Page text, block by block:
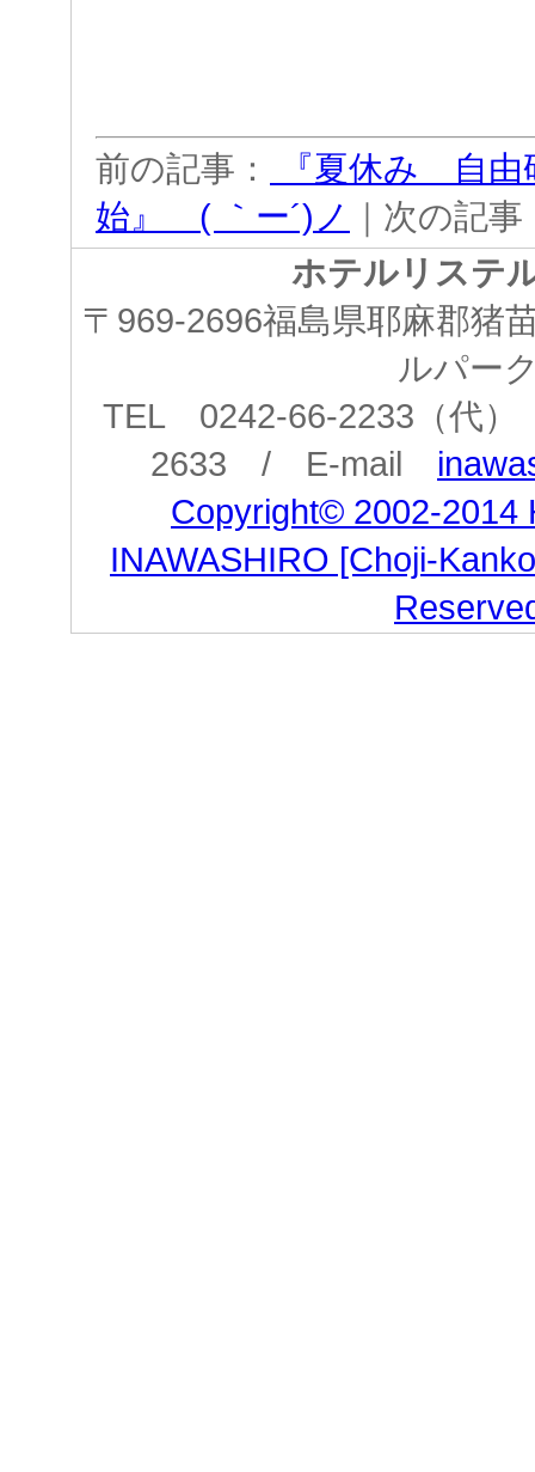
前の記事：
『夏休み 自
始』 ( ｀ー´)ノ ｜次の記事
ホテルリステ
〒969-2696福島県耶麻郡猪
ルパー
TEL 0242-66-2233（代
2633 / E-mail
Copyright© 2002-2014
INAWASHIRO [Choji-